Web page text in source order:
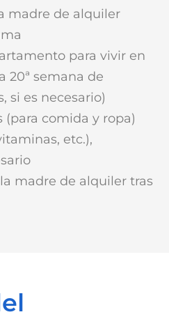
madre de alquiler
para vivir en
20ª semana de
si es necesario)
(para comida y ropa)
etc.),
madre de alquiler tras